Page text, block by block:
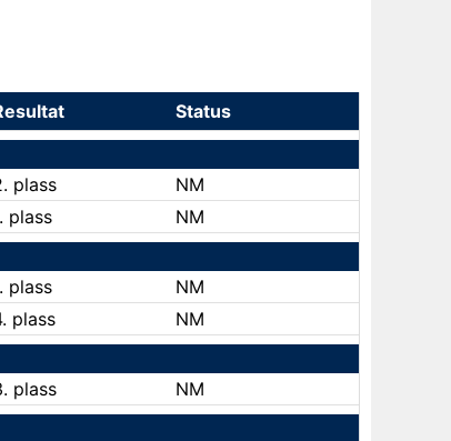
Status
plass
NM
plass
NM
plass
NM
plass
NM
plass
NM